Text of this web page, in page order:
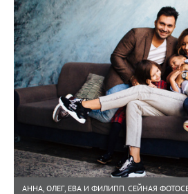
АННА, ОЛЕГ, ЕВА И ФИЛИПП. СЕЙНАЯ